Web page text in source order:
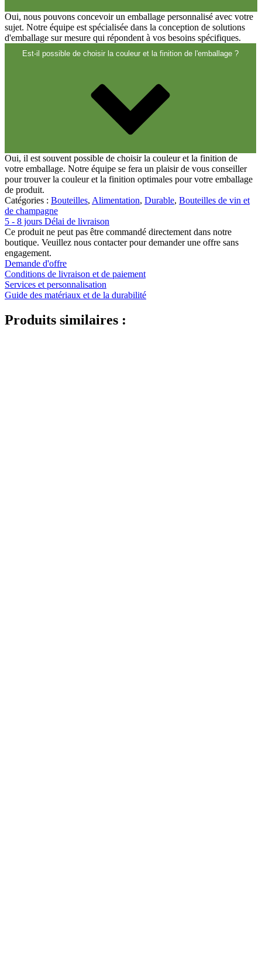
Oui, nous pouvons concevoir un emballage personnalisé avec votre
sujet. Notre équipe est spécialisée dans la conception de solutions
d'emballage sur mesure qui répondent à vos besoins spécifiques.
Est-il possible de choisir la couleur et la finition de l'emballage ?
Oui, il est souvent possible de choisir la couleur et la finition de
votre emballage. Notre équipe se fera un plaisir de vous conseiller
pour trouver la couleur et la finition optimales pour votre emballage
de produit.
Catégories : Bouteilles, Alimentation, Durable, Bouteilles de vin et
de champagne
5 - 8 jours Délai de livraison
Ce produit ne peut pas être commandé directement dans notre
boutique. Veuillez nous contacter pour demander une offre sans
engagement.
Demande d'offre
Conditions de livraison et de paiement
Services et personnalisation
Guide des matériaux et de la durabilité
Produits similaires :